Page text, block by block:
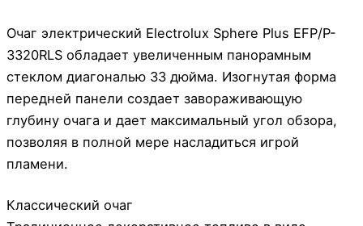
Очаг электрический Electrolux Sphere Plus EFP/P-
3320RLS обладает увеличенным панорамным
стеклом диагональю 33 дюйма. Изогнутая форма
передней панели создает завораживающую
глубину очага и дает максимальный угол обзора,
позволяя в полной мере насладиться игрой
пламени.
Классический очаг